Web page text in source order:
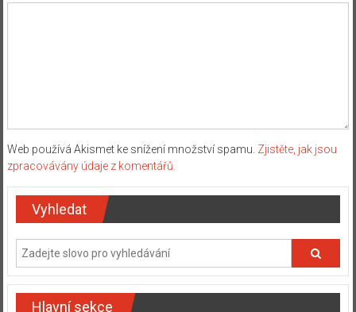
Web používá Akismet ke snížení množství spamu. Zjistěte, jak jsou
zpracovávány údaje z komentářů.
Vyhledat
Hlavní sekce